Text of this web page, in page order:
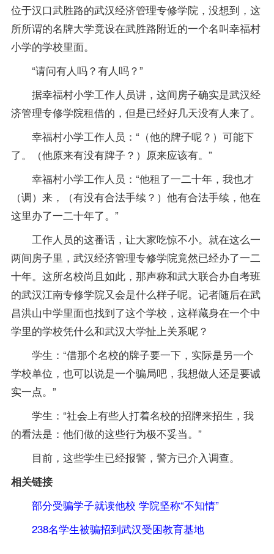
位于汉口武胜路的武汉经济管理专修学院，没想到，这
所所谓的名牌大学竟设在武胜路附近的一个名叫幸福村
小学的学校里面。
“请问有人吗？有人吗？”
据幸福村小学工作人员讲，这间房子确实是武汉经
济管理专修学院租借的，但是已经好几天没有人来了。
幸福村小学工作人员：“（他的牌子呢？）可能下
了。（他原来有没有牌子？）原来应该有。”
幸福村小学工作人员：“他租了一二十年，我也才
（调）来，（有没有合法手续？）他有合法手续，他在
这里办了一二十年了。”
工作人员的这番话，让大家吃惊不小。就在这么一
两间房子里，武汉经济管理专修学院竟然已经办了一二
十年。这所名校尚且如此，那声称和武大联合办自考班
的武汉江南专修学院又会是什么样子呢。记者随后在武
昌洪山中学里面也找到了这个学校，这样藏身在一个中
学里的学校凭什么和武汉大学扯上关系呢？
学生：“借那个名校的牌子要一下，实际是另一个
学校单位，也可以说是一个骗局吧，我想做人还是要诚
实一点。”
学生：“社会上有些人打着名校的招牌来招生，我
的看法是：他们做的这些行为极不妥当。”
目前，这些学生已经报警，警方已介入调查。
相关链接
部分受骗学子就读他校 学院坚称“不知情”
238名学生被骗招到武汉受困教育基地